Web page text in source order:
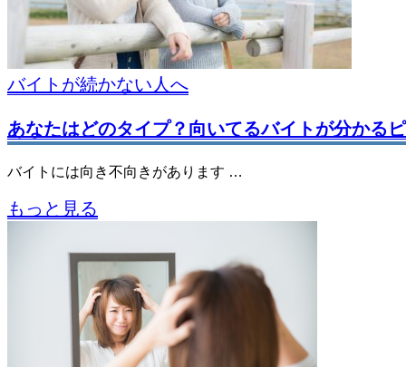
バイトが続かない人へ
あなたはどのタイプ？向いてるバイトが分かる
バイトには向き不向きがあります …
もっと見る